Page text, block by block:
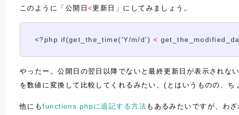
このように「公開日<更新日」にしてみましょう。
<?php if(get_the_time('Y/m/d') <
やったー。公開日の翌日以降でないと最終更新日が表示され
を数値に変換して比較してくれるみたい。(とはいうものの、
他にもfunctions.phpに追記する方法もあるみたいですが、わ